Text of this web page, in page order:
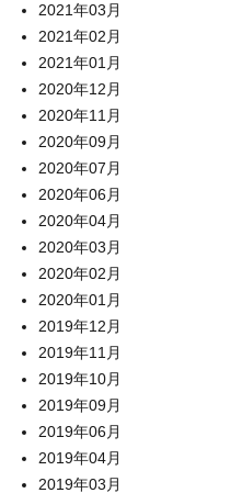
2021年03月
2021年02月
2021年01月
2020年12月
2020年11月
2020年09月
2020年07月
2020年06月
2020年04月
2020年03月
2020年02月
2020年01月
2019年12月
2019年11月
2019年10月
2019年09月
2019年06月
2019年04月
2019年03月